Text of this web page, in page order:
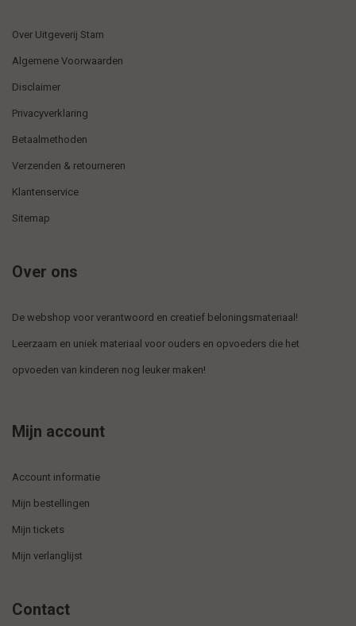
Over Uitgeverij Stam
Algemene Voorwaarden
Disclaimer
Privacyverklaring
Betaalmethoden
Verzenden & retourneren
Klantenservice
Sitemap
Over ons
De webshop voor verantwoord en creatief beloningsmateriaal!
Leerzaam en uniek materiaal voor ouders en opvoeders die het
opvoeden van kinderen nog leuker maken!
Mijn account
Account informatie
Mijn bestellingen
Mijn tickets
Mijn verlanglijst
Contact